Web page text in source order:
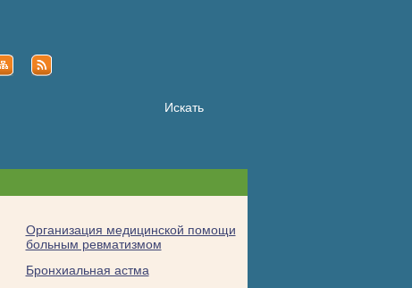
Организация медицинской помощи
больным ревматизмом
Бронхиальная астма